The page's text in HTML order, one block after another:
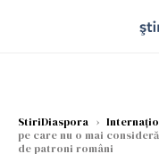
StiriDiaspora ›
pe care nu o mai
de patroni români